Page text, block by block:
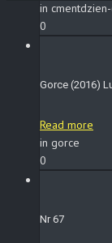
in
0
Gorce (2016)
Read more
in gorce
0
Nr 67